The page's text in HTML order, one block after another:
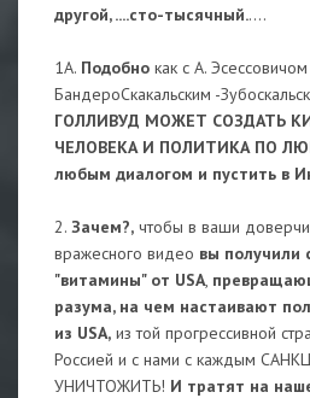
другой, ....сто-тысячный.....
1А. Подобно как с А.
БандероСкакальским -
ГОЛЛИВУД МОЖЕТ СОЗДАТЬ
ЧЕЛОВЕКА И ПОЛИТИКА ПО
любым диалогом и пустить в
2. Зачем?, чтобы в ваши
вражесного видео вы получили
"витамины" от USA,
разума, на чем настаивают
из USA, из той прогрессивной
Россией и с нами с каждым
УНИЧТОЖИТЬ! И тратят на